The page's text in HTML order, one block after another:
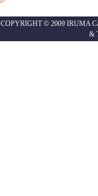
COPYRIGHT © 2009 IRUMA
&